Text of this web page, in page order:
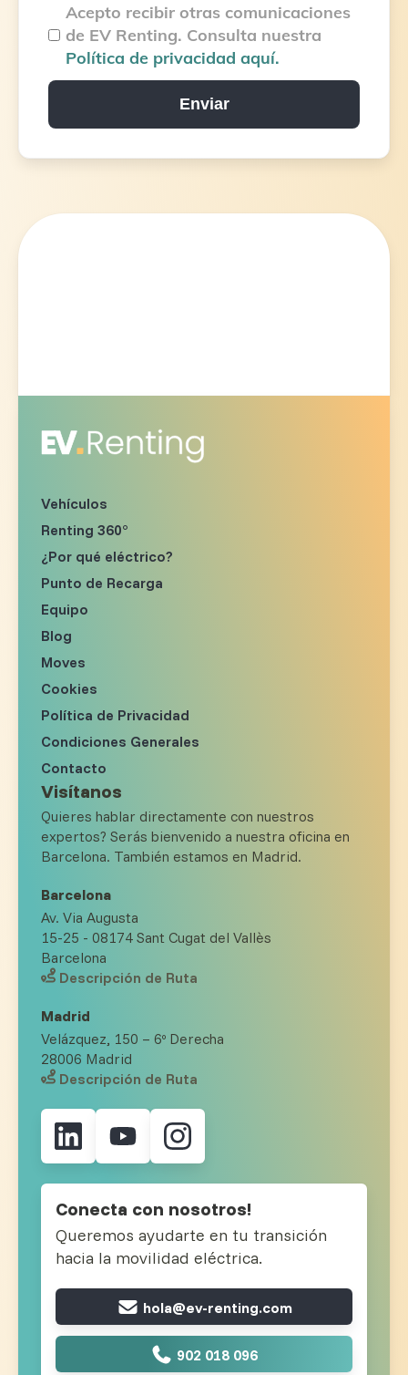
Acepto recibir otras comunicaciones
de EV Renting. Consulta nuestra
Política de privacidad aquí.
Vehículos
Renting 360°
¿Por qué eléctrico?
Punto de Recarga
Equipo
Blog
Moves
Cookies
Política de Privacidad
Condiciones Generales
Contacto
Visítanos
Quieres hablar directamente con nuestros
expertos? Serás bienvenido a nuestra oficina en
Barcelona. También estamos en Madrid.
Barcelona
Av. Via Augusta
15-25 - 08174 Sant Cugat del Vallès
Barcelona
Descripción de Ruta
Madrid
Velázquez, 150 – 6º Derecha
28006 Madrid
Descripción de Ruta
Conecta con nosotros!
Queremos ayudarte en tu transición
hacia la movilidad eléctrica.
hola@ev-renting.com
902 018 096